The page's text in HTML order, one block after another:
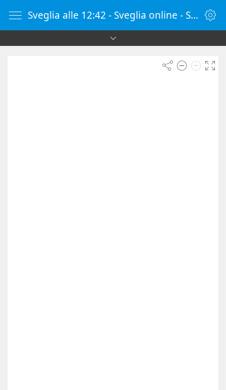
Sveglia alle 12:42 - Sveglia online - SvegliaOnline.it